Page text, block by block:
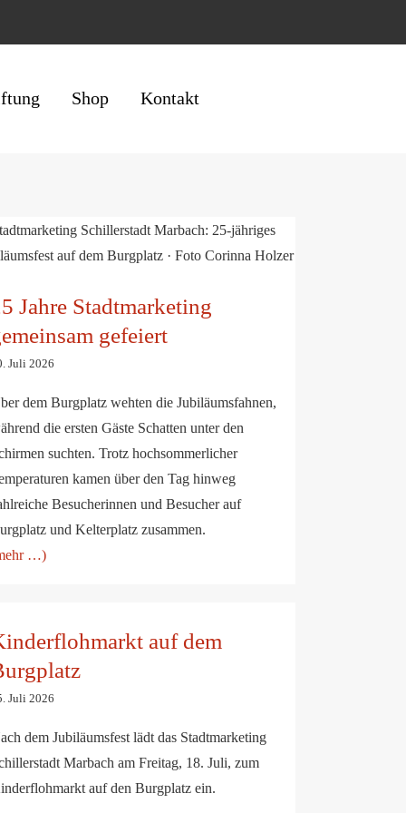
Shop Kontakt
25 Jahre Stadtmarketing gemeinsam
Jahre Stadtmarketing
gefeiert
Juli 2026
dem Burgplatz wehten die Jubiläumsfahnen,
die ersten Gäste Schatten unter den
suchten. Trotz hochsommerlicher
kamen über den Tag hinweg
Besucherinnen und Besucher auf
und Kelterplatz zusammen.
…)
auf dem
Juli 2026
dem Jubiläumsfest lädt das Stadtmarketing
Marbach am Freitag, 18. Juli, zum
auf den Burgplatz ein.